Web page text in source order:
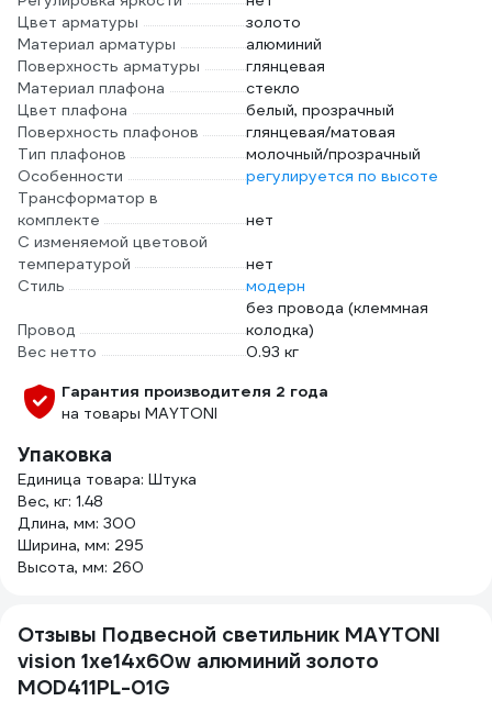
Цвет арматуры
золото
Материал арматуры
алюминий
Поверхность арматуры
глянцевая
Материал плафона
стекло
Цвет плафона
белый, прозрачный
Поверхность плафонов
глянцевая/матовая
Тип плафонов
молочный/прозрачный
Особенности
регулируется по высоте
Трансформатор в
комплекте
нет
С изменяемой цветовой
температурой
нет
Стиль
модерн
Провод
без провода (клеммная
колодка)
Вес нетто
0.93 кг
Гарантия производителя 2 года
на товары MAYTONI
Упаковка
Единица товара: Штука
Вес, кг: 1.48
Длина, мм: 300
Ширина, мм: 295
Высота, мм: 260
Отзывы Подвесной светильник MAYTONI
vision 1хe14x60w алюминий золото
MOD411PL-01G